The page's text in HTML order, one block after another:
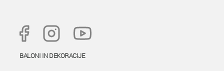
BALONI IN DEKORACIJE